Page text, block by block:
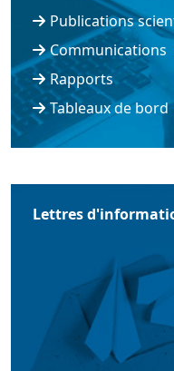
Publications
Communications
Rapports
Tableaux de bord
Lettres